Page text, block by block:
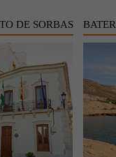
DE SORBAS